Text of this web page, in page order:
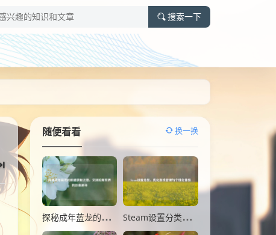
搜索一下
随便看看 换一换
探秘成年蓝龙的肌腱获取之地，艾泽拉斯世界的珍贵追寻 Steam设置分类，优化游戏管理与个性化体验